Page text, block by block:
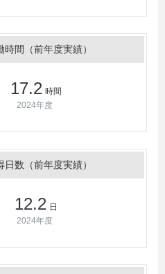
間（前年度実績）
17.2 時間
2024年度
数（前年度実績）
12.2 日
2024年度